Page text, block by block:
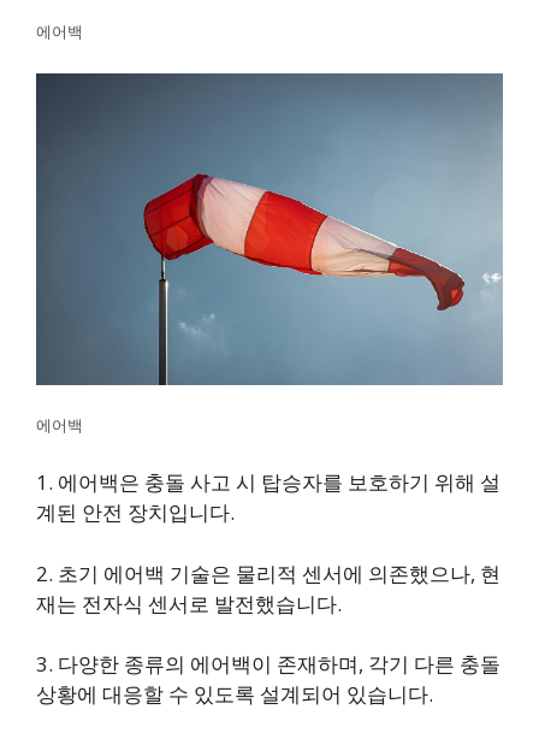
에어백
에어백
1. 에어백은 충돌 사고 시 탑승자를 보호하기 위해 설
계된 안전 장치입니다.
2. 초기 에어백 기술은 물리적 센서에 의존했으나, 현
재는 전자식 센서로 발전했습니다.
3. 다양한 종류의 에어백이 존재하며, 각기 다른 충돌
상황에 대응할 수 있도록 설계되어 있습니다.